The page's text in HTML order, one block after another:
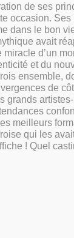
de ses
occasion. Ses
dans le bon
avait
d’un
et du
ensemble,
de
grands
meilleurs
qui les
! Quel